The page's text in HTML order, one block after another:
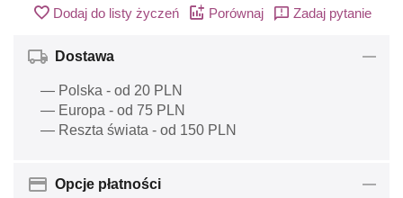
Dodaj do listy życzeń Porównaj Zadaj pytanie
Dostawa
— Polska - od 20 PLN
— Europa - od 75 PLN
— Reszta świata - od 150 PLN
Opcje płatności